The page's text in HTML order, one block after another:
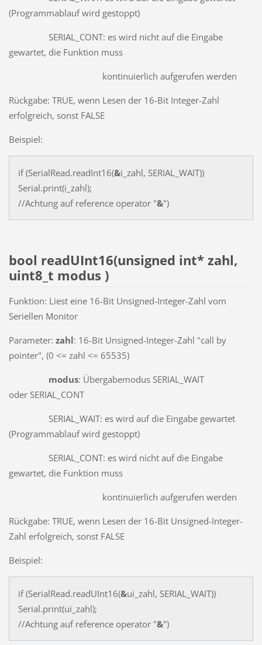
(Programmablauf wird gestoppt)
SERIAL_CONT: es wird nicht auf die Eingabe
gewartet, die Funktion muss
kontinuierlich aufgerufen werden
Rückgabe: TRUE, wenn Lesen der 16-Bit Integer-Zahl
erfolgreich, sonst FALSE
Beispiel:
if (SerialRead.readInt16(&i_zahl, SERIAL_WAIT))
Serial.print(i_zahl);
//Achtung auf reference operator "&")
bool readUInt16(unsigned int* zahl,
uint8_t modus )
Funktion: Liest eine 16-Bit Unsigned-Integer-Zahl vom
Seriellen Monitor
Parameter: zahl: 16-Bit Unsigned-Integer-Zahl "call by
pointer", (0 <= zahl <= 65535)
modus: Übergabemodus SERIAL_WAIT
oder SERIAL_CONT
SERIAL_WAIT: es wird auf die Eingabe gewartet
(Programmablauf wird gestoppt)
SERIAL_CONT: es wird nicht auf die Eingabe
gewartet, die Funktion muss
kontinuierlich aufgerufen werden
Rückgabe: TRUE, wenn Lesen der 16-Bit Unsigned-Integer-
Zahl erfolgreich, sonst FALSE
Beispiel:
if (SerialRead.readUInt16(&ui_zahl, SERIAL_WAIT))
Serial.print(ui_zahl);
//Achtung auf reference operator "&")